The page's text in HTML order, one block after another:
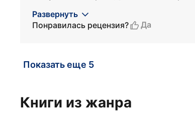
Развернуть
Понравилась рецензия?
Да
Показать еще 5
Книги из жанра